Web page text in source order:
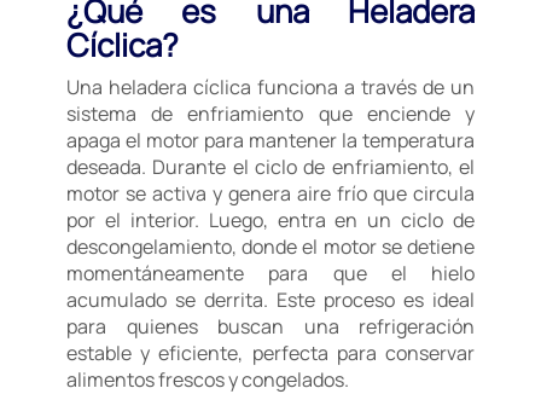
¿Qué es una Heladera
Cíclica?
Una heladera cíclica funciona a través de un
sistema de enfriamiento que enciende y
apaga el motor para mantener la temperatura
deseada. Durante el ciclo de enfriamiento, el
motor se activa y genera aire frío que circula
por el interior. Luego, entra en un ciclo de
descongelamiento, donde el motor se detiene
momentáneamente para que el hielo
acumulado se derrita. Este proceso es ideal
para quienes buscan una refrigeración
estable y eficiente, perfecta para conservar
alimentos frescos y congelados.